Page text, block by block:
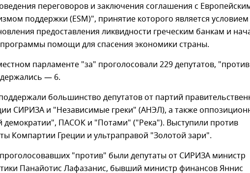
переговоров и заключения соглашения с
поддержки (ESM)", принятие которого является условием
предоставления ликвидности греческим банкам и
помощи для спасения экономики страны.
парламенте "за" проголосовали 229 депутатов,
— 6.
большинство депутатов от партий
СИРИЗА и "Независимые греки" (АНЭЛ), а также
демократии", ПАСОК и "Потами" ("Река"). Выступили против
Компартии Греции и ультраправой "Золотой зари".
"против" были депутаты от СИРИЗА министр
Панайотис Лафазанис, бывший министр финансов Яннис